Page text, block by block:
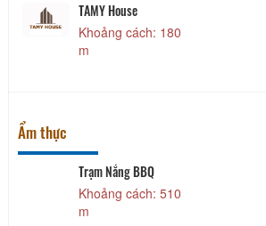
TAMY House
Khoảng cách: 180
m
Ẩm thực
Trạm Nắng BBQ
Khoảng cách: 510
m